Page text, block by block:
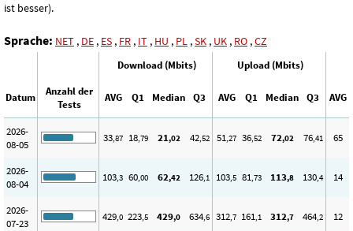
ist besser).
Sprache: NET , DE , ES , FR , IT , HU , PL ,SK , UK , RO ,CZ
Download (Mbits) Upload (Mbits)
Datum
Anzahl der
Tests
AVG Q1 Median Q3 AVG Q1 Median Q3 AVG
2026-
08-05
33,87 18,79 21,02 42,52 51,27 36,52 72,02 76,41 65
2026-
08-04
103,3 60,00 62,42 126,1 103,5 81,73 113,8 130,4 14
2026-
07-23
429,0 223,5 429,0 634,6 312,7 161,1 312,7 464,2 12